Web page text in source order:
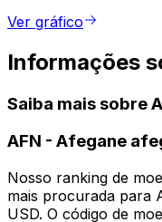
Ver gráfico
Informações
Saiba mais sobre
AFN - Afegane
Nosso ranking de
mais procurada para
USD. O código de